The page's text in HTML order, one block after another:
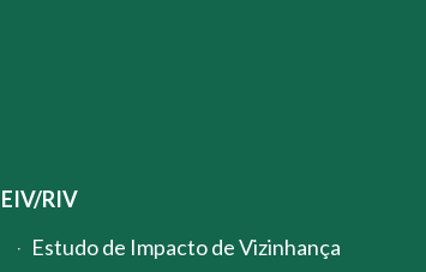
EIV/RIV
Estudo de Impacto de Vizinhança